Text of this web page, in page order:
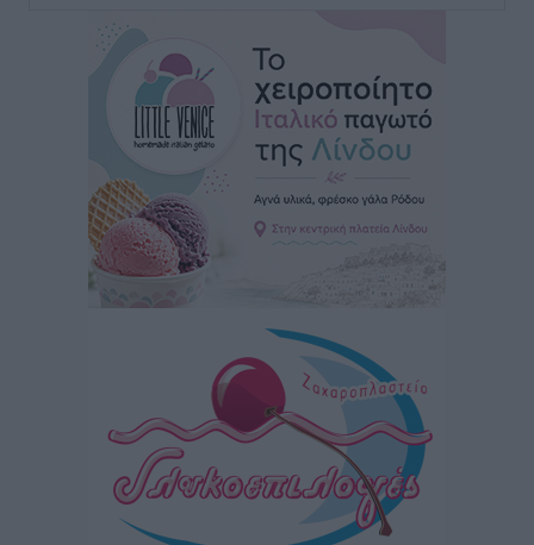
Γ.Σ. Διαγόρας: Εντατική προετοιμασία και επιστροφή
Ρίζου στις Ακαδημίες
πριν 3 ώρες
Εθνική Ανδρών: Ραντεβού στο Telekom Center Athens
Αθλητικά• πριν 3 ώρες
ΕΠΟ: Απέσυρε τη στήριξή της στην υποψηφιότητα
του Ινφαντίνο
Φοίβος Κω: Το «ευχαριστώ» για το 9ο Kos 3X3
Basketball Festival
• πριν 3 ώρες
6ο Kalymnos 3X3: Ολοκληρώθηκε με μεγάλη επιτυχία,
νικητές οι VAR!